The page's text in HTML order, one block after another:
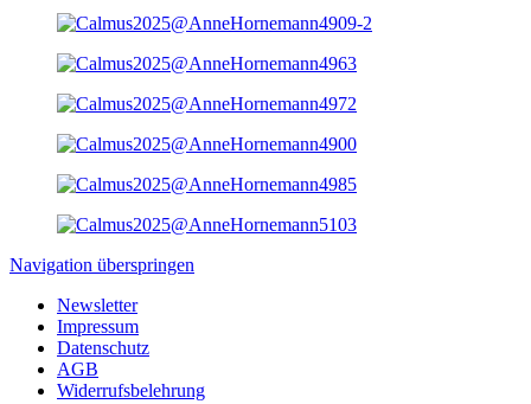
Navigation überspringen
Newsletter
Impressum
Datenschutz
AGB
Widerrufsbelehrung